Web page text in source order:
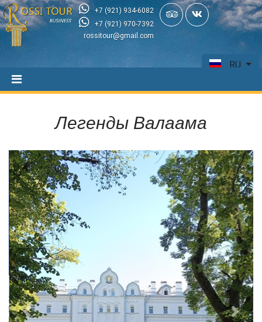
+7 (921) 934-6082
+7 (921) 970-7392
rossitour@gmail.com
RU
Легенды Валаама
Previous Next